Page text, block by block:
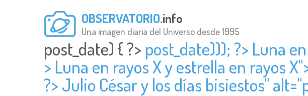
OBSERVATORIO.info
Una imagen diaria del Universo desde 1995
post_date) { ?> post_date))); ?> Luna
> Luna en rayos X y estrella en rayos
?> Julio César y los días bisiestos" alt="